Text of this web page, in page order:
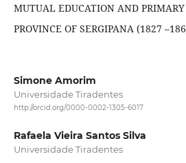
MUTUAL EDUCATION AND
PROVINCE OF SERGIPANA (1827
Simone Amorim
Universidade Tiradentes
http://orcid.org/0000-0002-1305-6017
Rafaela Vieira Santos Silva
Universidade Tiradentes